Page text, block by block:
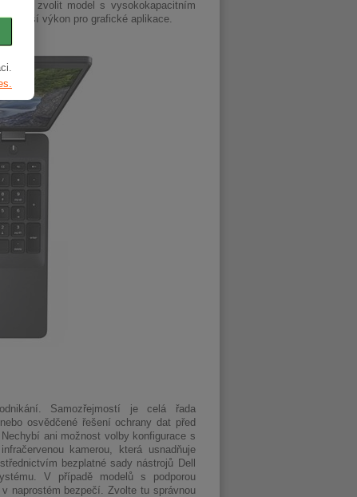
zvolit model s vysokokapacitním
vyšší výkon pro grafické aplikace.
Samozřejmostí je celá řada
osvědčené řešení ochrany dat před
ani možnost volby konfigurace s
kamerou, která usnadňuje
bezplatné sady nástrojů Dell
V případě modelů s podporou
naprostém bezpečí. Zvolte tu správnou